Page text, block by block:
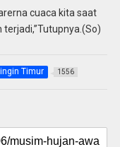
cuaca kita saat
Timur 1556